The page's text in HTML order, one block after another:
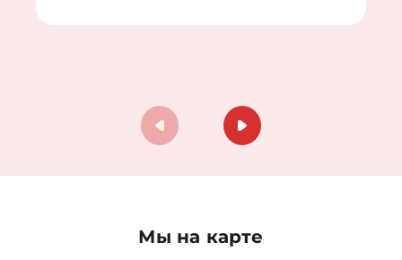
Мы на карте